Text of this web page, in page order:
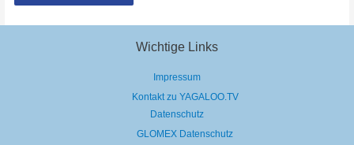
Bayern:
sind
Wichtige Links
Impressum
Kontakt zu YAGALOO.TV
Datenschutz
GLOMEX Datenschutz